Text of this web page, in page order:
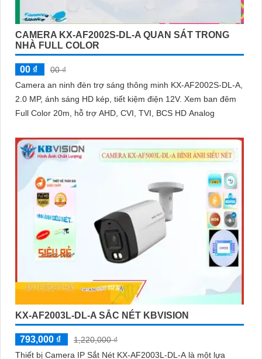
CAMERA KX-AF2002S-DL-A QUAN SÁT TRONG
NHÀ FULL COLOR
00 ₫
00 ₫
Camera an ninh đèn trợ sáng thông minh KX-AF2002S-DL-A,
2.0 MP, ánh sáng HD kép, tiết kiệm điện 12V. Xem ban đêm
Full Color 20m, hỗ trợ AHD, CVI, TVI, BCS HD Analog
KX-AF2003L-DL-A SẮC NÉT KBVISION
793,000 ₫
1,220,000 ₫
Thiết bị Camera IP Sắt Nét KX-AF2003L-DL-A là một lựa